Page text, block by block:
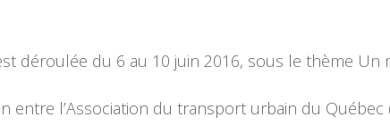
déroulée du 6 au 10 juin 2016, sous le thème
entre l’Association du transport urbain du Québec